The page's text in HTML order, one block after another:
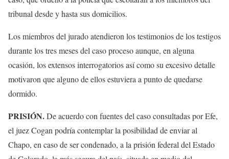
tribunal desde y hasta sus domicilios.
Los miembros del jurado atendieron los testimonios de los testigos
durante los tres meses del caso proceso aunque, en alguna
ocasión, los extensos interrogatorios así como su excesivo detalle
motivaron que alguno de ellos estuviera a punto de quedarse
dormido.
PRISIÓN.De acuerdo con fuentes del caso consultadas por Efe,
el juez Cogan podría contemplar la posibilidad de enviar al
Chapo, en caso de ser condenado, a la prisión federal del Estado